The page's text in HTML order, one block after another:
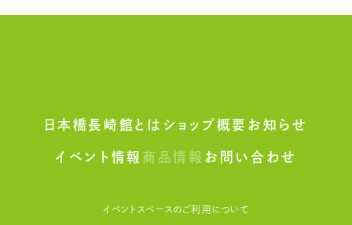
日本橋長崎館とは ショップ概要 お知らせ
イベント情報商品情報 お問い合わせ
イベントスペースのご利用について